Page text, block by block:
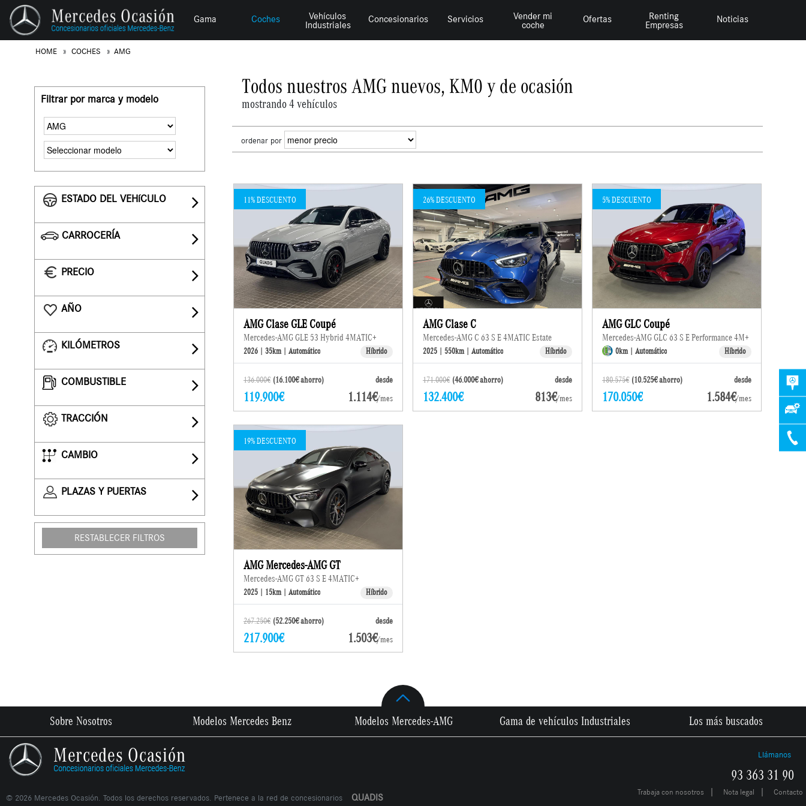
Gama Coches Vehículos
Industriales
Concesionarios Servicios Vender mi
coche
Ofertas Renting
Empresas
Noticias
HOME COCHES AMG
Filtrar por marca y modelo
ESTADO DEL VEHíCULO
CARROCERÍA
PRECIO
AÑO
KILÓMETROS
COMBUSTIBLE
TRACCIÓN
CAMBIO
PLAZAS Y PUERTAS
RESTABLECER FILTROS
Todos nuestros AMG nuevos, KM0 y de ocasión
mostrando 4 vehículos
ordenar por
11% DESCUENTO
AMG Clase GLE Coupé
Mercedes-AMG GLE 53 Hybrid 4MATIC+
2026 | 35km | Automático Híbrido
136.000€ (16.100€ ahorro) desde
119.900€ 1.114€/mes
26% DESCUENTO
AMG Clase C
Mercedes-AMG C 63 S E 4MATIC Estate
2025 | 550km | Automático Híbrido
171.000€ (46.000€ ahorro) desde
132.400€ 813€/mes
5% DESCUENTO
AMG GLC Coupé
Mercedes-AMG GLC 63 S E Performance 4M+
0km | Automático Híbrido
180.575€ (10.525€ ahorro) desde
170.050€ 1.584€/mes
19% DESCUENTO
AMG Mercedes-AMG GT
Mercedes-AMG GT 63 S E 4MATIC+
2025 | 15km | Automático Híbrido
267.250€ (52.250€ ahorro) desde
217.900€ 1.503€/mes
Sobre Nosotros Modelos Mercedes Benz Modelos Mercedes-AMG Gama de vehículos Industriales Los más buscados
Llámanos
93 363 31 90
© 2026 Mercedes Ocasión. Todos los derechos reservados. Pertenece a la red de concesionarios QUADIS Trabaja con nosotros | Nota legal | Contacto